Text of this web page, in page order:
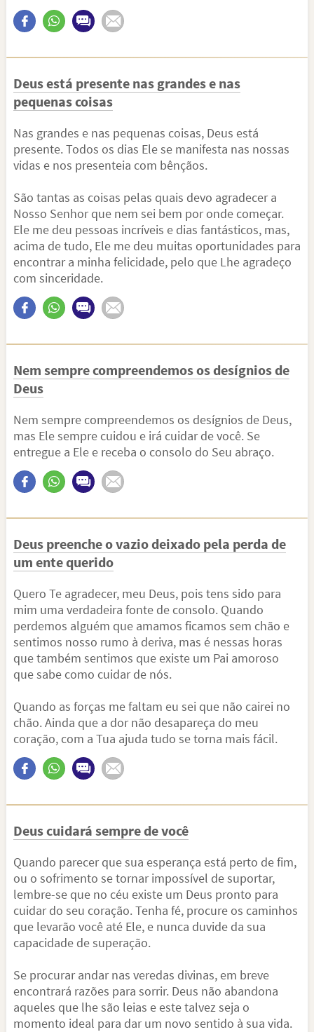
Deus está presente nas grandes e nas
pequenas coisas
Nas grandes e nas pequenas coisas, Deus está
presente. Todos os dias Ele se manifesta nas nossas
vidas e nos presenteia com bênçãos.
São tantas as coisas pelas quais devo agradecer a
Nosso Senhor que nem sei bem por onde começar.
Ele me deu pessoas incríveis e dias fantásticos, mas,
acima de tudo, Ele me deu muitas oportunidades para
encontrar a minha felicidade, pelo que Lhe agradeço
com sinceridade.
Nem sempre compreendemos os desígnios de
Deus
Nem sempre compreendemos os desígnios de Deus,
mas Ele sempre cuidou e irá cuidar de você. Se
entregue a Ele e receba o consolo do Seu abraço.
Deus preenche o vazio deixado pela perda de
um ente querido
Quero Te agradecer, meu Deus, pois tens sido para
mim uma verdadeira fonte de consolo. Quando
perdemos alguém que amamos ficamos sem chão e
sentimos nosso rumo à deriva, mas é nessas horas
que também sentimos que existe um Pai amoroso
que sabe como cuidar de nós.
Quando as forças me faltam eu sei que não cairei no
chão. Ainda que a dor não desapareça do meu
coração, com a Tua ajuda tudo se torna mais fácil.
Deus cuidará sempre de você
Quando parecer que sua esperança está perto de fim,
ou o sofrimento se tornar impossível de suportar,
lembre-se que no céu existe um Deus pronto para
cuidar do seu coração. Tenha fé, procure os caminhos
que levarão você até Ele, e nunca duvide da sua
capacidade de superação.
Se procurar andar nas veredas divinas, em breve
encontrará razões para sorrir. Deus não abandona
aqueles que lhe são leias e este talvez seja o
momento ideal para dar um novo sentido à sua vida.